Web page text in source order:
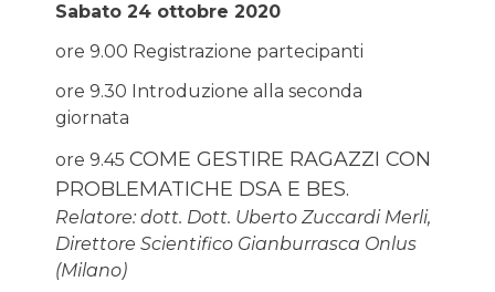
Sabato 24 ottobre 2020
ore 9.00 Registrazione partecipanti
ore 9.30 Introduzione alla seconda
giornata
ore 9.45 COME GESTIRE RAGAZZI CON
PROBLEMATICHE DSA E BES.
Relatore: dott. Dott. Uberto Zuccardi Merli,
Direttore Scientifico Gianburrasca Onlus
(Milano)